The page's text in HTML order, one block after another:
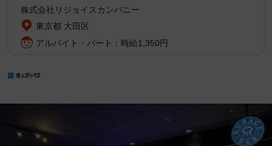
株式会社リジョイスカンパニー
東京都 大田区
アルバイト・パート：時給1,350円